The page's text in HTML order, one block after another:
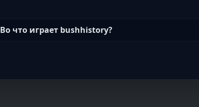
Во что играет bushhistory?